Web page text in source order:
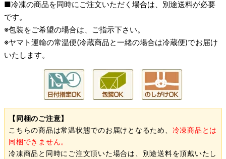
■冷凍の商品を同時にご注文いただく場合は、別途送料が必要
です。
※包装をご希望の場合は、ご指示下さい。
※ヤマト運輸の常温便(冷蔵商品と一緒の場合は冷蔵便)でお届け
いたします。
【同梱のご注意】
こちらの商品は常温状態でのお届けとなるため、 冷凍商品とは
同梱できません。
冷凍商品と同時にご注文頂いた場合は、別途送料を頂戴いたし